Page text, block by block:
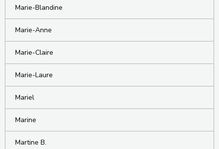
Marie-Blandine
Marie-Anne
Marie-Claire
Marie-Laure
Mariel
Marine
Martine B.